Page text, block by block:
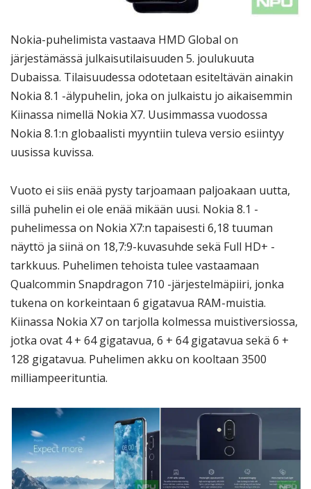
Nokia-puhelimista vastaava HMD Global on
järjestämässä julkaisutilaisuuden 5. joulukuuta
Dubaissa. Tilaisuudessa odotetaan esiteltävän ainakin
Nokia 8.1 -älypuhelin, joka on julkaistu jo aikaisemmin
Kiinassa nimellä Nokia X7. Uusimmassa vuodossa
Nokia 8.1:n globaalisti myyntiin tuleva versio esiintyy
uusissa kuvissa.
Vuoto ei siis enää pysty tarjoamaan paljoakaan uutta,
sillä puhelin ei ole enää mikään uusi. Nokia 8.1 -
puhelimessa on Nokia X7:n tapaisesti 6,18 tuuman
näyttö ja siinä on 18,7:9-kuvasuhde sekä Full HD+ -
tarkkuus. Puhelimen tehoista tulee vastaamaan
Qualcommin Snapdragon 710 -järjestelmäpiiri, jonka
tukena on korkeintaan 6 gigatavua RAM-muistia.
Kiinassa Nokia X7 on tarjolla kolmessa muistiversiossa,
jotka ovat 4 + 64 gigatavua, 6 + 64 gigatavua sekä 6 +
128 gigatavua. Puhelimen akku on kooltaan 3500
milliampeerituntia.